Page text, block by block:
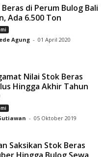
di Perum Bulog Bali
Ada 6.500 Ton
Agung - 01 April 2020
Nilai Stok Beras
Hingga Akhir Tahun
- 05 Oktober 2019
Saksikan Stok Beras